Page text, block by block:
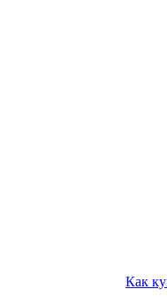
Как